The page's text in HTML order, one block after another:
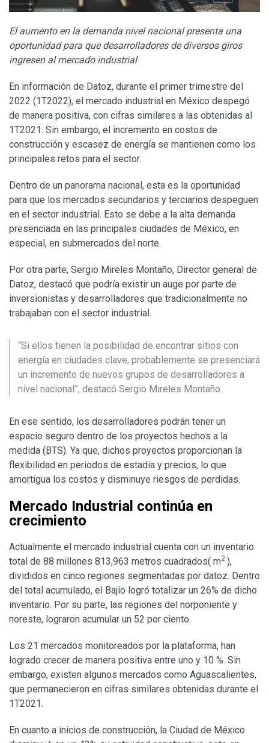
El aumento en la demanda nivel nacional presenta una
oportunidad para que desarrolladores de diversos giros
ingresen al mercado industrial
En información de Datoz, durante el primer trimestre del
2022 (1T2022), el mercado industrial en México despegó
de manera positiva, con cifras similares a las obtenidas al
1T2021. Sin embargo, el incremento en costos de
construcción y escasez de energía se mantienen como los
principales retos para el sector.
Dentro de un panorama nacional, esta es la oportunidad
para que los mercados secundarios y terciarios despeguen
en el sector industrial. Esto se debe a la alta demanda
presenciada en las principales ciudades de México, en
especial, en submercados del norte.
Por otra parte, Sergio Mireles Montaño, Director general de
Datoz, destacó que podría existir un auge por parte de
inversionistas y desarrolladores que tradicionalmente no
trabajaban con el sector industrial.
“Si ellos tienen la posibilidad de encontrar sitios con
energía en ciudades clave, probablemente se presenciará
un incremento de nuevos grupos de desarrolladores a
nivel nacional”, destacó Sergio Mireles Montaño.
En ese sentido, los desarrolladores podrán tener un
espacio seguro dentro de los proyectos hechos a la
medida (BTS). Ya que, dichos proyectos proporcionan la
flexibilidad en periodos de estadía y precios, lo que
amortigua los costos y disminuye riesgos de perdidas.
Mercado Industrial continúa en
crecimiento
Actualmente el mercado industrial cuenta con un inventario
total de 88 millones 813,963 metros cuadrados( m2 ),
divididos en cinco regiones segmentadas por datoz. Dentro
del total acumulado, el Bajío logró totalizar un 26% de dicho
inventario. Por su parte, las regiones del norponiente y
noreste, lograron acumular un 52 por ciento.
Los 21 mercados monitoreados por la plataforma, han
logrado crecer de manera positiva entre uno y 10 %. Sin
embargo, existen algunos mercados como Aguascalientes,
que permanecieron en cifras similares obtenidas durante el
1T2021.
En cuanto a inicios de construcción, la Ciudad de México